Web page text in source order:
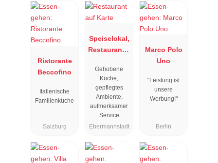
Ristorante
Beccofino
Italienische
Familienküche
Salzburg
Speiselokal,
Restaurant "
"
Gehobene
Küche,
gepflegtes
Ambiente,
aufmerksamer
Service
Ebermannstadt
Marco Polo
Uno
"Leistung ist
unsere
Werbung!"
Berlin